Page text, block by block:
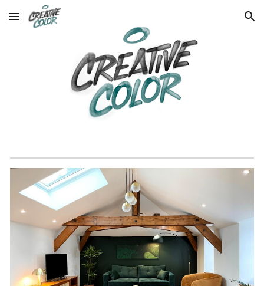
Skip to main content Skip to navigation